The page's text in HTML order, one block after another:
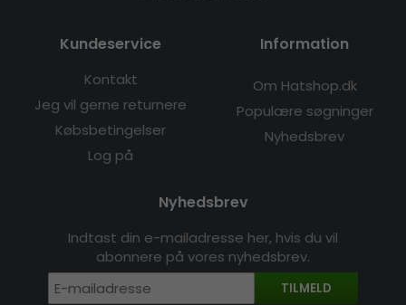
Kundeservice
Kontakt
Jeg vil gerne returnere
Købsbetingelser
Log på
Information
Om Hatshop.dk
Populære søgninger
Nyhedsbrev
Nyhedsbrev
Indtast din e-mailadresse her, hvis du vil
abonnere på vores nyhedsbrev.
TILMELD